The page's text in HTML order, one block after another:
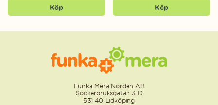
Köp Köp
Funka Mera Norden AB
Sockerbruksgatan 3 D
531 40 Lidköping